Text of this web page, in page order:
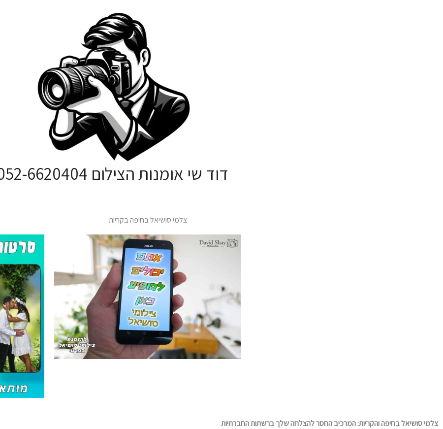
דוד שי אומנות הצילום 052-6620404
צלמי סושיאל בחיפה בקריות
צלמי סושיאל בחיפה והקריות: המרכיב החסר להצלחה שלך ברשתות החברתיות